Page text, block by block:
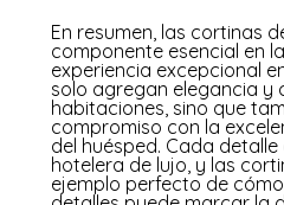
En resumen, las cortinas
componente esencial en
experiencia excepcional
solo agregan elegancia y
habitaciones, sino que
compromiso con la
del huésped. Cada
hotelera de lujo, y las
ejemplo perfecto de